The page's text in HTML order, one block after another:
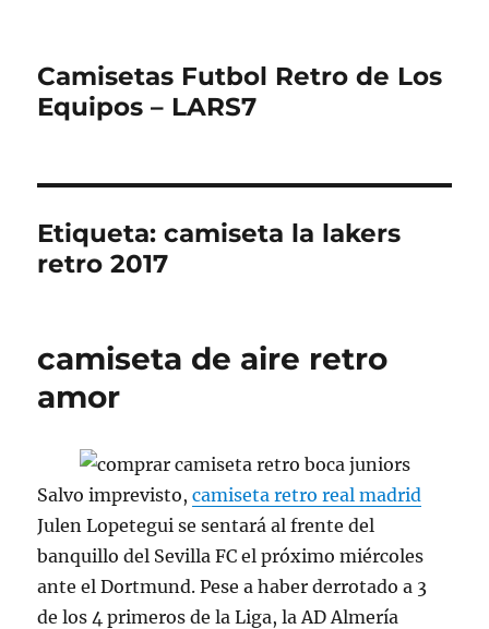
Camisetas Futbol Retro de Los
Equipos – LARS7
Etiqueta:camiseta la lakers
retro 2017
camiseta de aire retro
amor
Salvo imprevisto,camiseta retro real madrid
Julen Lopetegui se sentará al frente del
banquillo del Sevilla FC el próximo miércoles
ante el Dortmund. Pese a haber derrotado a 3
de los 4 primeros de la Liga, la AD Almería